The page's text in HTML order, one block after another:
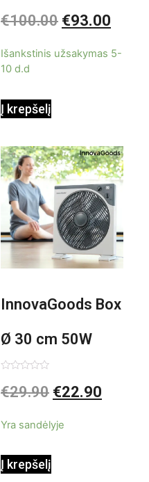
0
iš
€100.00 €93.00
Išankstinis užsakymas 5-
10 d.d
Į krepšelį
InnovaGoods Box
Ø 30 cm 50W
Baltai pilkas
0
iš
€29.90 €22.90
Yra sandėlyje
Į krepšelį